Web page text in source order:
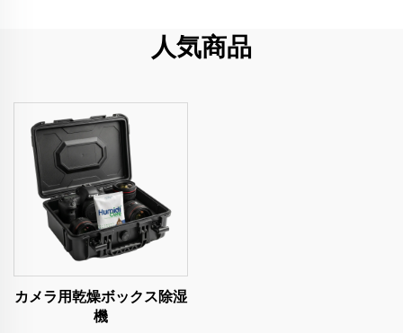
人気商品
カメラ用乾燥ボックス除湿
機